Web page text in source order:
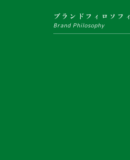
ブランドフィロソフィ
Brand Philosophy